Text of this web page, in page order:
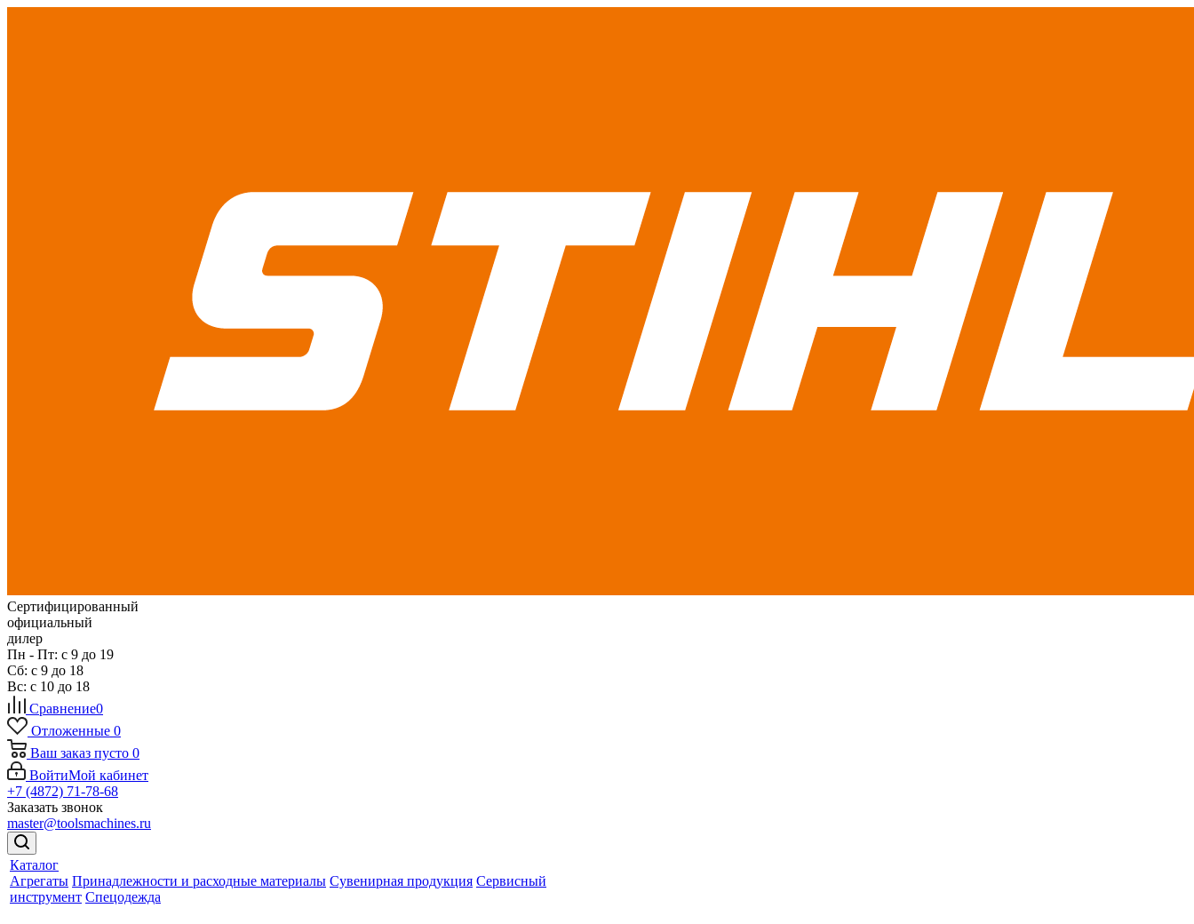
Сертифицированный
официальный
дилер
Пн - Пт: с 9 до 19
Сб: с 9 до 18
Вс: с 10 до 18
Сравнение0
Отложенные 0
Ваш заказ пусто 0
ВойтиМой кабинет
+7 (4872) 71-78-68
Заказать звонок
master@toolsmachines.ru
Каталог
Агрегаты Принадлежности и расходные материалы Сувенирная продукция Сервисный
инструмент Спецодежда